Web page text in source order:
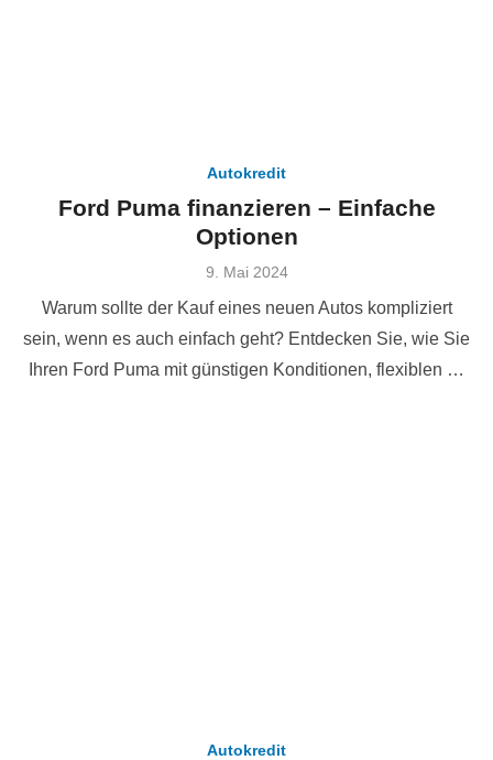
Autokredit
Ford Puma finanzieren – Einfache
Optionen
Veröffentlicht
9. Mai 2024
Warum sollte der Kauf eines neuen Autos kompliziert
sein, wenn es auch einfach geht? Entdecken Sie, wie Sie
Ihren Ford Puma mit günstigen Konditionen, flexiblen …
Autokredit